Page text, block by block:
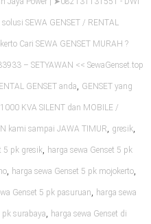
SEWA GENSET / RENTAL
Cari SEWA GENSET MURAH ?
– SETYAWAN << SewaGenset.top
GENSET anda, GENSET yang
KVA SILENT dan MOBILE /
kami sampai JAWA TIMUR, gresik,
5 pk gresik, harga sewa Genset 5 pk
, harga sewa Genset 5 pk mojokerto,
Genset 5 pk pasuruan, harga sewa
pk surabaya, harga sewa Genset di